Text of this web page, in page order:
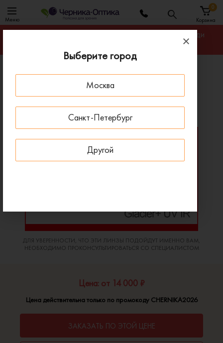
Выберите город
Москва
Санкт-Петербург
Другой
Меню Корзина
0
Гарантируем лучшую цену на линзы для очков среди
Главная
Линзы для очков
Однофокальные линзы Shamir Millennium
Однофокальные линзы Shamir Millennium
ДЛЯ УВЕРЕННОСТИ, ЧТО ЭТИ ЛИНЗЫ ПОДОЙДУТ ИМЕННО ВАМ,
НЕОБХОДИМО ПРОКОНСУЛЬТИРОВАТЬСЯ СО СПЕЦИАЛИСТОМ
Цена: от 14 000 ₽
Цена действительна только по промокоду CHERNIKA2026
ЗАКАЗАТЬ ПО ЭТОЙ ЦЕНЕ